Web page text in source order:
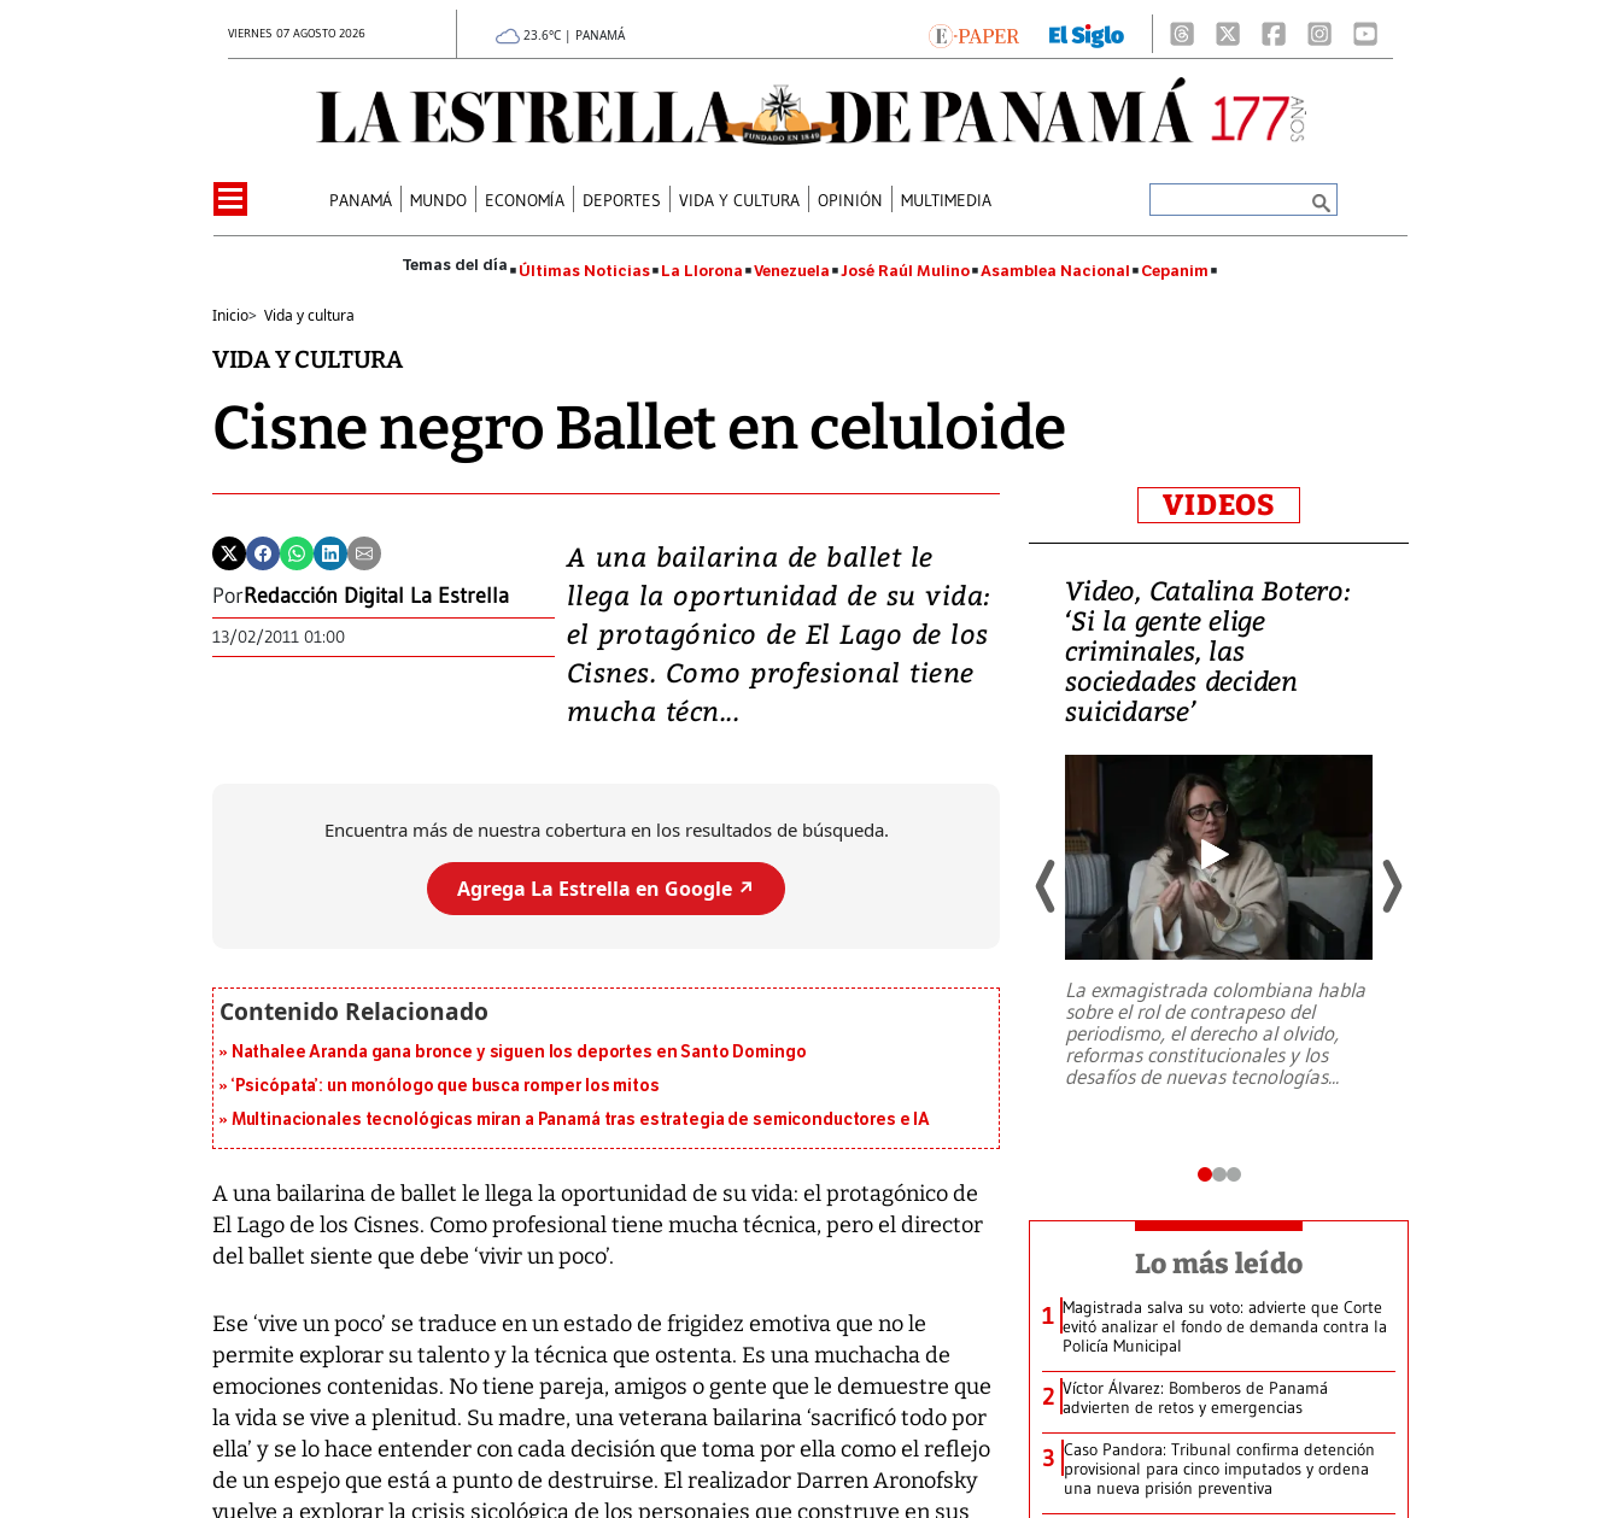
VIERNES 07 AGOSTO 2026 23.6°C | PANAMÁ
PANAMÁ MUNDO ECONOMÍA DEPORTES VIDA Y CULTURA OPINIÓN MULTIMEDIA
Últimas Noticias La Llorona Venezuela José Raúl Mulino Asamblea Nacional Cepanim
Inicio> Vida y cultura
VIDA Y CULTURA
Cisne negro Ballet en celuloide
PorRedacción Digital La Estrella
13/02/2011 01:00
A una bailarina de ballet le
llega la oportunidad de su vida:
el protagónico de El Lago de los
Cisnes. Como profesional tiene
mucha técn...
Encuentra más de nuestra cobertura en los resultados de búsqueda.
Agrega La Estrella en Google ↗️
Nathalee Aranda gana bronce y siguen los deportes en Santo Domingo
‘Psicópata’: un monólogo que busca romper los mitos
Multinacionales tecnológicas miran a Panamá tras estrategia de semiconductores e IA
A una bailarina de ballet le llega la oportunidad de su vida: el protagónico de
El Lago de los Cisnes. Como profesional tiene mucha técnica, pero el director
del ballet siente que debe ‘vivir un poco’.
Ese ‘vive un poco’ se traduce en un estado de frigidez emotiva que no le
permite explorar su talento y la técnica que ostenta. Es una muchacha de
emociones contenidas. No tiene pareja, amigos o gente que le demuestre que
la vida se vive a plenitud. Su madre, una veterana bailarina ‘sacrificó todo por
ella’ y se lo hace entender con cada decisión que toma por ella como el reflejo
de un espejo que está a punto de destruirse. El realizador Darren Aronofsky
vuelve a explorar la crisis sicológica de los personajes que construye en sus
VIDEOS
Video, Japón: Terremoto
deja heridos y graves
daños en Kumamoto
al sur de Japón, provocando una
Video, Catalina Botero:
‘Si la gente elige
criminales, las
sociedades deciden
suicidarse’
La exmagistrada colombiana habla
sobre el rol de contrapeso del
periodismo, el derecho al olvido,
reformas constitucionales y los
desafíos de nuevas tecnologías...
Lo más leído
1 Magistrada salva su voto: advierte que Corte
evitó analizar el fondo de demanda contra la
Policía Municipal
2 Víctor Álvarez: Bomberos de Panamá
advierten de retos y emergencias
3 Caso Pandora: Tribunal confirma detención
provisional para cinco imputados y ordena
una nueva prisión preventiva